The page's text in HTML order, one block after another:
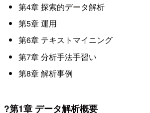
第4章 探索的データ解析
第5章 運用
第6章 テキストマイニング
第7章 分析手法手習い
第8章 解析事例
?第1章 データ解析概要